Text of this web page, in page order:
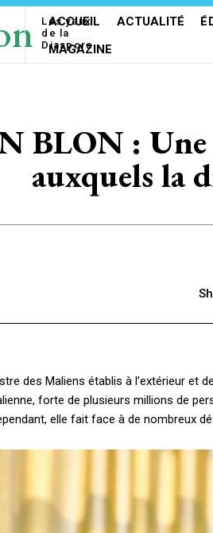
Les yeux
de la
Diaspora
ACCUEIL ACTUALITÉ
MAGAZINE
BLON : Une
auxquels la
des Maliens établis à l’extérieur et
forte de plusieurs millions de
elle fait face à de nombreux